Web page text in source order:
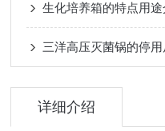
生化培养箱的特点用途
三洋高压灭菌锅的停
详细介绍